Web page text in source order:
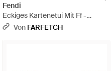
Fendi
Eckiges Kartenetui Mit Ff -
Schwarz
Von FARFETCH